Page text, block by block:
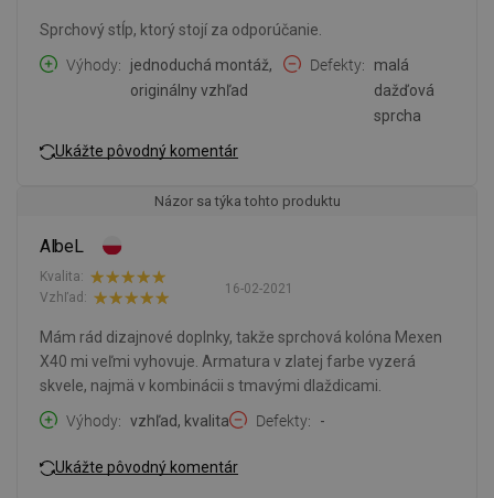
Sprchový stĺp, ktorý stojí za odporúčanie.
Výhody
jednoduchá montáž,
originálny vzhľad
Defekty
malá
dažďová
sprcha
Ukážte pôvodný komentár
Názor sa týka tohto produktu
AlbeL
16-02-2021
Kvalita:
Vzhľad:
Mám rád dizajnové doplnky, takže sprchová kolóna Mexen
X40 mi veľmi vyhovuje. Armatura v zlatej farbe vyzerá
skvele, najmä v kombinácii s tmavými dlaždicami.
Výhody
vzhľad, kvalita Defekty -
Ukážte pôvodný komentár